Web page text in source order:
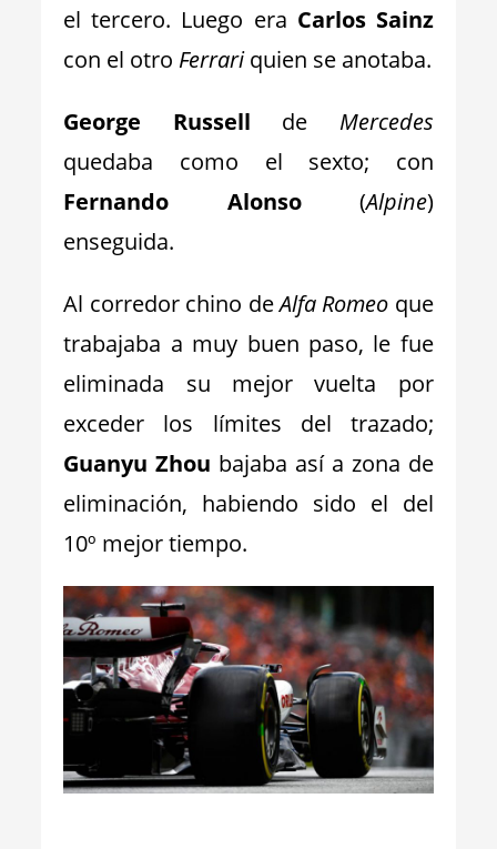
el tercero. Luego era Carlos Sainz
con el otro Ferrariquien se anotaba.
George Russell de Mercedes
quedaba como el sexto; con
Fernando Alonso(Alpine)
enseguida.
Al corredor chino deAlfa Romeo que
trabajaba a muy buen paso, le fue
eliminada su mejor vuelta por
exceder los límites del trazado;
Guanyu Zhou bajaba así a zona de
eliminación, habiendo sido el del
10º mejor tiempo.